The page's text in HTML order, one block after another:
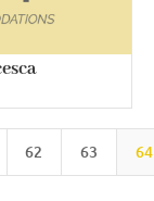
62 63 64